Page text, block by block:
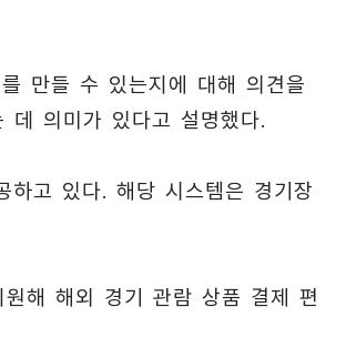
만들 수 있는지에 대해 의견을
데 의미가 있다고 설명했다.
하고 있다. 해당 시스템은 경기장
해 해외 경기 관람 상품 결제 편